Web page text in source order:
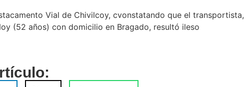
Vial de Chivilcoy, cvonstatando que el transportista,
(52 años) con domicilio en Bragado, resultó ileso